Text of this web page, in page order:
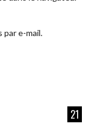
par e-mail.
21